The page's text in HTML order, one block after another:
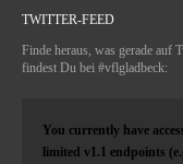
TWITTER-FEED
Finde heraus, was gerade auf
findest Du bei #vflgladbeck:
You currently have
limited v1.1 endpoints